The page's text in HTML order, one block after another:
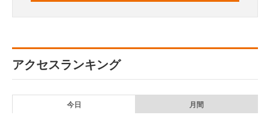
アクセスランキング
今日 月間